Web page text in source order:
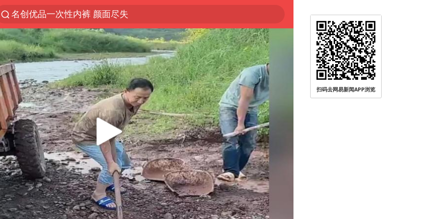
名创优品一次性内裤 颜面尽失
解锁各地夏日限定体验
视频丨中国东方电气集团原党组副书记、董事宋致远被查
四川宜宾市珙县发生3.4级地震
白海豚将正面袭击贯穿浙江
香港宏福苑火灾或由烟头引起
中国父女泰国骑摩托车坠崖1死1伤
浙江台州《告全体市民书》
上海多家景点临时闭园或调整运营时间
周末打虎 宋致远被查
台风白海豚实时路径
扫码去网易新闻APP浏览